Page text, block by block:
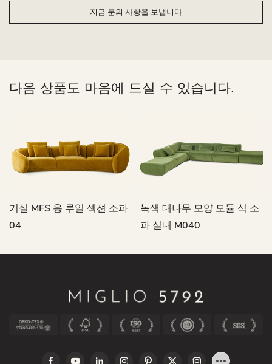
지금 문의 사항을 보냅니다
다음 상품도 마음에 드실 수 있습니다.
거실 MFS 용 루일 섹션 소파
04
녹색 대나무 모양 모듈 식 소
파 실내 M040